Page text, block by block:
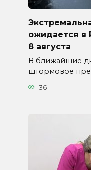
ожидается в
8 августа
В ближайшие
штормовое
36